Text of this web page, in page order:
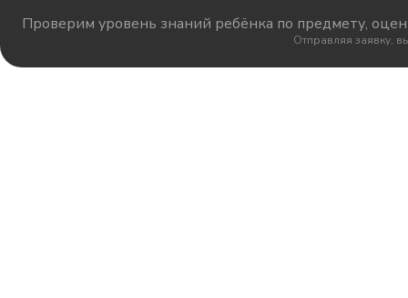
Проверим уровень знаний ребёнка по предмету,
Отправляя заявку,